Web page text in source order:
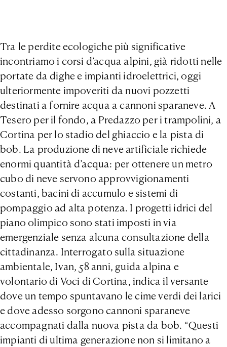
Tra le perdite ecologiche più significative
incontriamo i corsi d’acqua alpini, già ridotti nelle
portate da dighe e impianti idroelettrici, oggi
ulteriormente impoveriti da nuovi pozzetti
destinati a fornire acqua a cannoni sparaneve. A
Tesero per il fondo, a Predazzo per i trampolini, a
Cortina per lo stadio del ghiaccio e la pista di
bob. La produzione di neve artificiale richiede
enormi quantità d’acqua: per ottenere un metro
cubo di neve servono approvvigionamenti
costanti, bacini di accumulo e sistemi di
pompaggio ad alta potenza. I progetti idrici del
piano olimpico sono stati imposti in via
emergenziale senza alcuna consultazione della
cittadinanza. Interrogato sulla situazione
ambientale, Ivan, 58 anni, guida alpina e
volontario di Voci di Cortina, indica il versante
dove un tempo spuntavano le cime verdi dei larici
e dove adesso sorgono cannoni sparaneve
accompagnati dalla nuova pista da bob. “Questi
impianti di ultima generazione non si limitano a